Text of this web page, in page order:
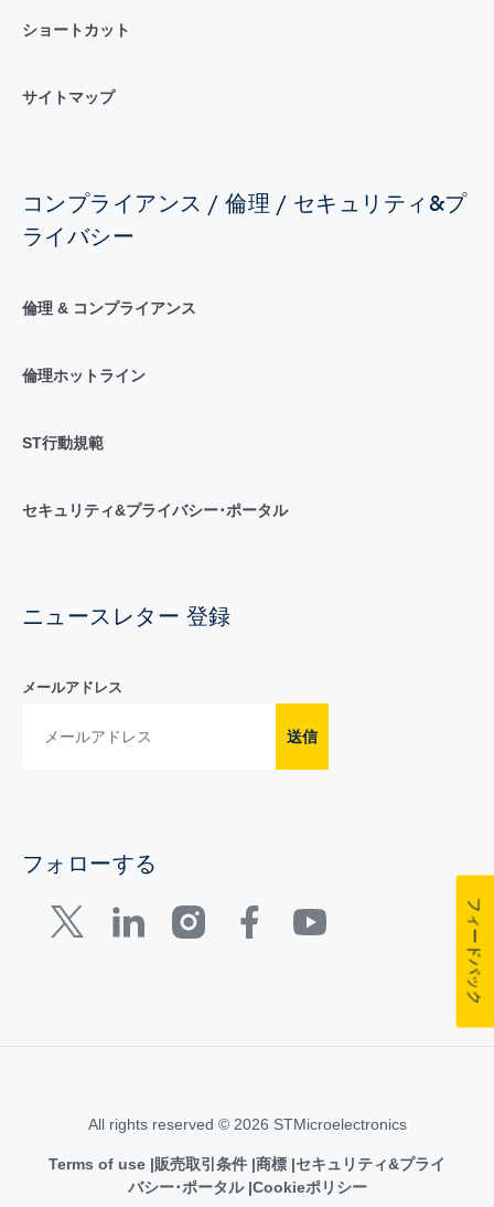
ショートカット
サイトマップ
コンプライアンス / 倫理 / セキュリティ&プ
ライバシー
倫理 & コンプライアンス
倫理ホットライン
ST行動規範
セキュリティ&プライバシー･ポータル
ニュースレター 登録
メールアドレス
送信
フォローする
All rights reserved © 2026 STMicroelectronics
Terms of use 販売取引条件 商標 セキュリティ&プライ
バシー･ポータル Cookieポリシー
フィードバック